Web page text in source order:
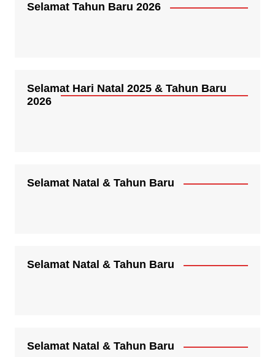
Selamat Tahun Baru 2026
Selamat Hari Natal 2025 & Tahun Baru
2026
Selamat Natal & Tahun Baru
Selamat Natal & Tahun Baru
Selamat Natal & Tahun Baru